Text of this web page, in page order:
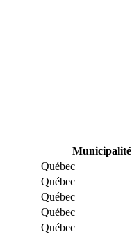
Municipalité
Québec
Québec
Québec
Québec
Québec